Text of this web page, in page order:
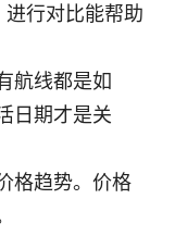
行对比能帮助
航线都是如
日期才是关
格趋势。价格